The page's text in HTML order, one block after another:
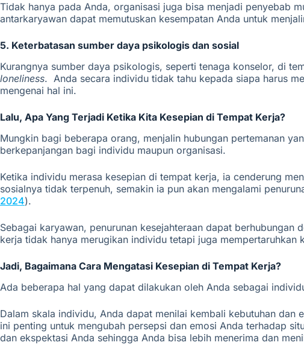
Tidak hanya pada Anda, organisasi juga bisa menjadi penyebab
antarkaryawan dapat memutuskan kesempatan Anda untuk
5. Keterbatasan sumber daya psikologis dan sosial
Kurangnya sumber daya psikologis, seperti tenaga konselor, di
loneliness. Anda secara individu tidak tahu kepada siapa harus
mengenai hal ini.
Lalu, Apa Yang Terjadi Ketika Kita Kesepian di Tempat Kerja?
Mungkin bagi beberapa orang, menjalin hubungan pertemanan
berkepanjangan bagi individu maupun organisasi.
Ketika individu merasa kesepian di tempat kerja, ia cenderung
sosialnya tidak terpenuh, semakin ia pun akan mengalami
2024).
Sebagai karyawan, penurunan kesejahteraan dapat
kerja tidak hanya merugikan individu tetapi juga mempertaruhkan
Jadi, Bagaimana Cara Mengatasi Kesepian di Tempat Kerja?
Ada beberapa hal yang dapat dilakukan oleh Anda sebagai
Dalam skala individu, Anda dapat menilai kembali kebutuhan
ini penting untuk mengubah persepsi dan emosi Anda terhadap
dan ekspektasi Anda sehingga Anda bisa lebih menerima dan